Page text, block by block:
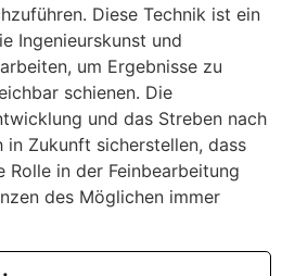
Diese Technik ist ein
Ingenieurskunst und
um Ergebnisse zu
schienen. Die
und das Streben nach
Zukunft sicherstellen, dass
Rolle in der Feinbearbeitung
des Möglichen immer